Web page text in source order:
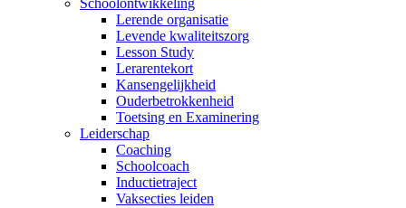
Schoolontwikkeling
Lerende organisatie
Levende kwaliteitszorg
Lesson Study
Lerarentekort
Kansengelijkheid
Ouderbetrokkenheid
Toetsing en Examinering
Leiderschap
Coaching
Schoolcoach
Inductietraject
Vaksecties leiden